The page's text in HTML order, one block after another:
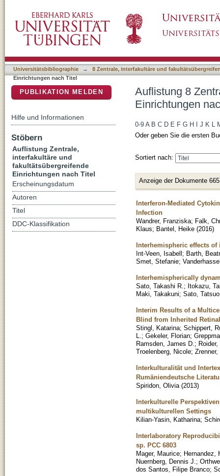
Universitätsbibliographie →
8 Zentrale, interfakultäre und
Einrichtungen nach Titel
Auflistung 8
Einrichtungen
0-9 A B C D E F G H J K L
Oder geben Sie die ersten
Sortiert nach:
Anzeige der Dokumente
Interferon-Mediated
Infection
Wandrer, Franziska; Falk,
Klaus; Bantel, Heike (2016)
Interhemispheric effects
Int-Veen, Isabell; Barth,
Smet, Stefanie;
Interhemispherically
Sato, Takashi R. ; Itokazu,
Maki, Takakuni; Sato,
Interim Results of a
Blind from Inherited
Stingl, Katarina; Schippert,
L. ; Gekeler, Florian;
Ramsden, James D. ;
Troelenberg, Nicole;
Interkulturalität und
Rumäniendeutsche
Spiridon, Olivia (2013)
Interkulturelle
multikulturellen Settings
Kilian-Yasin, Katharina;
Interlaboratory
sp. PCC 6803
Mager, Maurice; Hernandez,
Nuernberg, Dennis J. ;
dos Santos, Filipe Branco;
PUBLIKATION MELDEN
Hilfe und Informationen
Stöbern
Auflistung Zentrale,
interfakultäre und
fakultätsübergreifende
Einrichtungen nach Titel
Erscheinungsdatum
Autoren
Titel
DDC-Klassifikation